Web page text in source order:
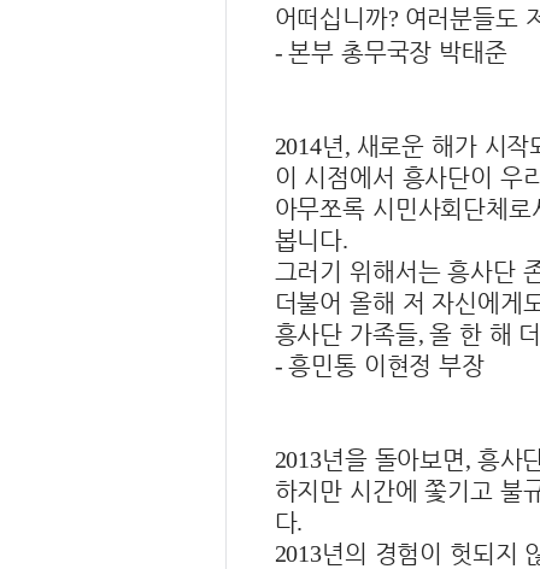
어떠십니까? 여러분들도
-본부 총무국장 박태준
2014년, 새로운 해가 시작
이 시점에서 흥사단이 우
아무쪼록 시민사회단체
봅니다.
그러기 위해서는 흥사단
더불어 올해 저 자신에게
흥사단 가족들,올 한 해
-흥민통 이현정 부장
2013년을 돌아보면, 흥사
하지만 시간에 쫓기고 불
다.
2013년의 경험이 헛되지